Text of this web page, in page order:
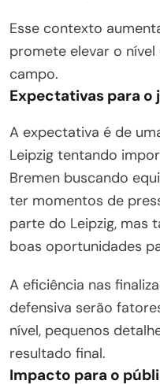
Esse contexto
promete elevar o
campo.
Expectativas para o
A expectativa é de
Leipzig tentando
Bremen buscando
ter momentos de
parte do Leipzig, mas
boas oportunidades
A eficiência nas
defensiva serão
nível, pequenos
resultado final.
Impacto para o